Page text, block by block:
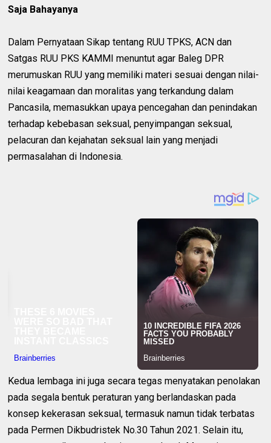
Saja Bahayanya
Dalam Pernyataan Sikap tentang RUU TPKS, ACN dan
Satgas RUU PKS KAMMI menuntut agar Baleg DPR
merumuskan RUU yang memiliki materi sesuai dengan nilai-
nilai keagamaan dan moralitas yang terkandung dalam
Pancasila, memasukkan upaya pencegahan dan penindakan
terhadap kebebasan seksual, penyimpangan seksual,
pelacuran dan kejahatan seksual lain yang menjadi
permasalahan di Indonesia.
Kedua lembaga ini juga secara tegas menyatakan penolakan
pada segala bentuk peraturan yang berlandaskan pada
konsep kekerasan seksual, termasuk namun tidak terbatas
pada Permen Dikbudristek No.30 Tahun 2021. Selain itu,